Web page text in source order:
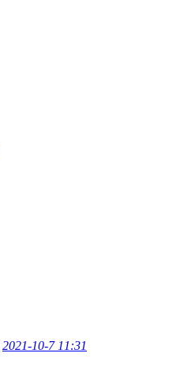
2021-10-7 11:31